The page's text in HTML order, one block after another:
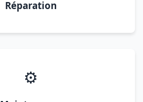
Réparation
⚙️